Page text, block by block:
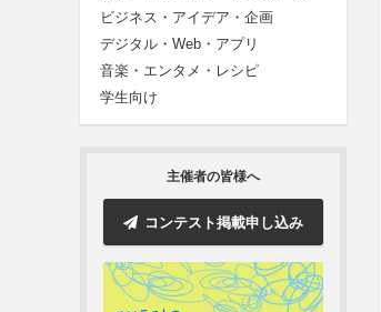
ビジネス・アイデア・企画
デジタル・Web・アプリ
音楽・エンタメ・レシピ
学生向け
主催者の皆様へ
コンテスト掲載申し込み